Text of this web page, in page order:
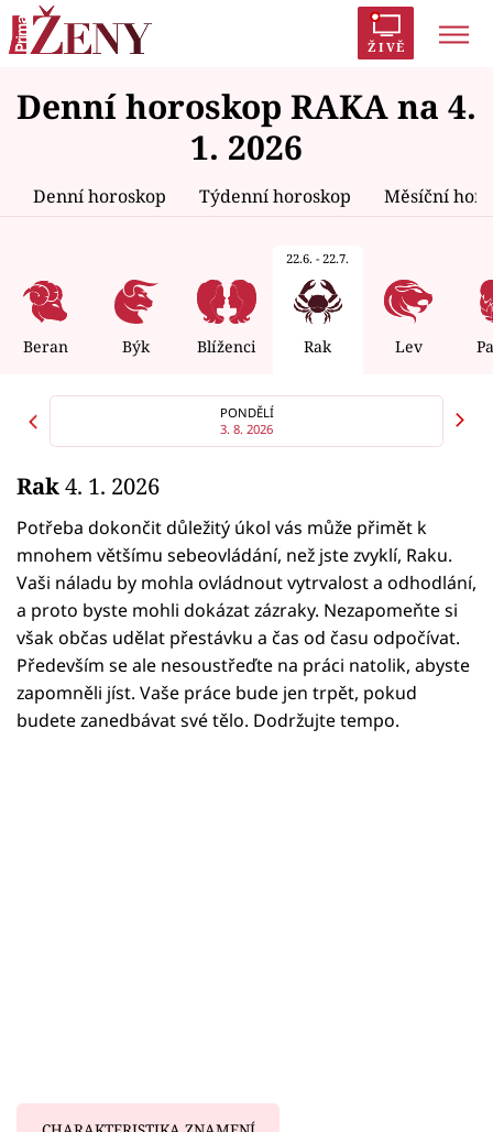
ŽIVĚ
Trendy: Polabí Inspekce Prostřeno!
AYTO?
Zrádci Proměny
Témata
Celebrity
Seriály
Horoskopy
Sledujte prima+
Filmový festival Karlovy Vary
Pořady
Mámy sobě
Denní horoskop RAKA na 4.
1. 2026
Denní horoskop Týdenní horoskop Měsíční
Beran Býk Blíženci
22.6. - 22.7.
Rak Lev
PONDĚLÍ
3. 8. 2026
Rak4. 1. 2026
Potřeba dokončit důležitý úkol vás může přimět k
mnohem většímu sebeovládání, než jste zvyklí, Raku.
Vaši náladu by mohla ovládnout vytrvalost a odhodlání,
a proto byste mohli dokázat zázraky. Nezapomeňte si
však občas udělat přestávku a čas od času odpočívat.
Především se ale nesoustřeďte na práci natolik, abyste
zapomněli jíst. Vaše práce bude jen trpět, pokud
budete zanedbávat své tělo. Dodržujte tempo.